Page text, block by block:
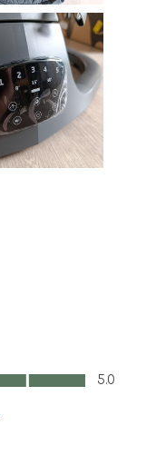
5.0